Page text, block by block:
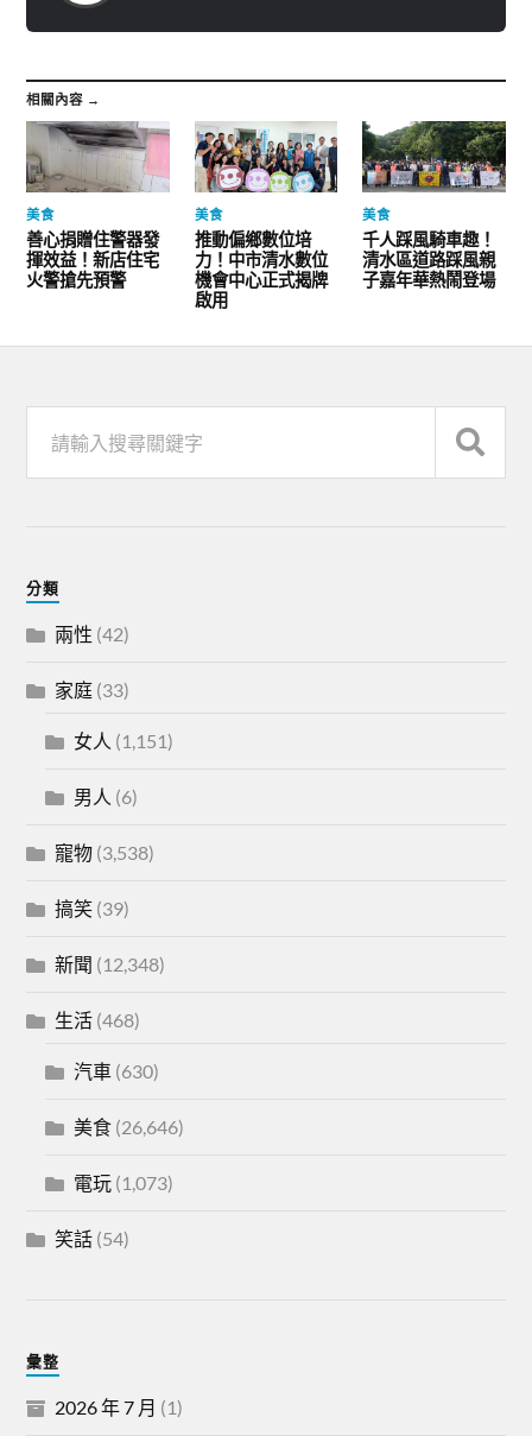
相關內容 →
美食
善心捐贈住警器發
揮效益！新店住宅
火警搶先預警
美食
推動偏鄉數位培
力！中市清水數位
機會中心正式揭牌
啟用
美食
千人踩風騎車趣！
清水區道路踩風親
子嘉年華熱鬧登場
分類
兩性 (42)
家庭 (33)
女人 (1,151)
男人 (6)
寵物 (3,538)
搞笑 (39)
新聞 (12,348)
生活 (468)
汽車 (630)
美食 (26,646)
電玩 (1,073)
笑話 (54)
彙整
2026 年 7 月 (1)